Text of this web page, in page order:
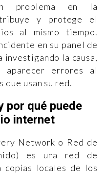
problema en la
y protege el
al mismo tiempo.
en su panel de
investigando la causa,
aparecer errores al
que usan su red.
por qué puede
internet
Network o Red de
es una red de
copias locales de los